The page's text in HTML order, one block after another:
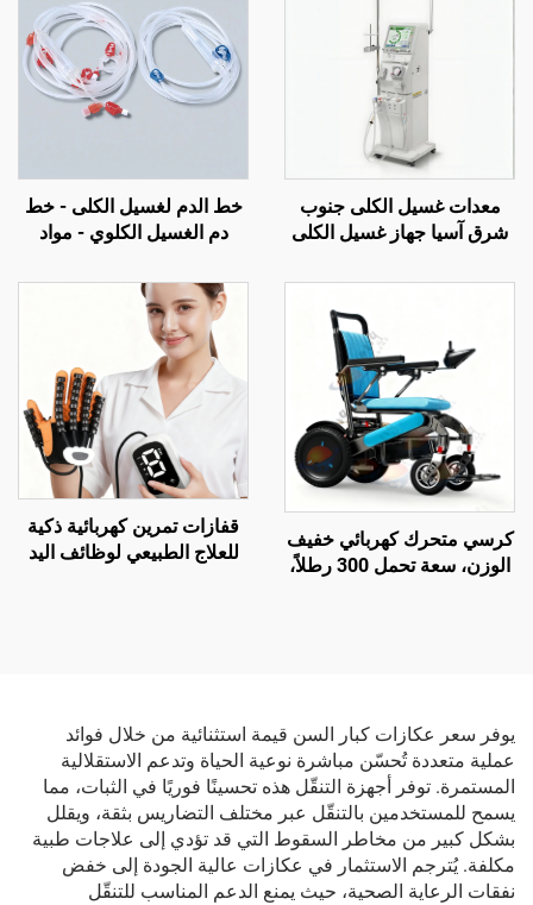
معدات غسيل الكلى جنوب
شرق آسيا جهاز غسيل الكلى
مركز غسيل الكلى فيتنام
إندونيسيا مورد معدات غسيل
الكلى
خط الدم لغسيل الكلى - خط
دم الغسيل الكلوي - مواد
كرسي متحرك كهربائي خفيف
الوزن، سعة تحمل 300 رطلاً،
قفازات تمرين كهربائية ذكية
للعلاج الطبيعي لوظائف اليد
يوفر سعر عكازات كبار السن قيمة استثنائية من خلال فوائد
عملية متعددة تُحسّن مباشرة نوعية الحياة وتدعم الاستقلالية
المستمرة. توفر أجهزة التنقّل هذه تحسينًا فوريًا في الثبات، مما
يسمح للمستخدمين بالتنقّل عبر مختلف التضاريس بثقة، ويقلل
بشكل كبير من مخاطر السقوط التي قد تؤدي إلى علاجات طبية
مكلفة. يُترجم الاستثمار في عكازات عالية الجودة إلى خفض
نفقات الرعاية الصحية، حيث يمنع الدعم المناسب للتنقّل